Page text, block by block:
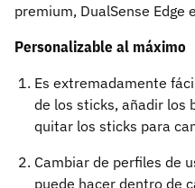
premium, DualSense Edge
Personalizable al máximo
Es extremadamente
de los sticks, añadir los
quitar los sticks para
Cambiar de perfiles de
puede hacer dentro de